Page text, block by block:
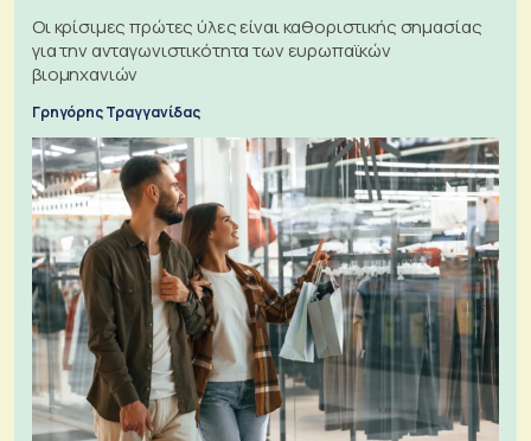
Οι κρίσιμες πρώτες ύλες είναι καθοριστικής σημασίας
για την ανταγωνιστικότητα των ευρωπαϊκών
βιομηχανιών
Γρηγόρης Τραγγανίδας